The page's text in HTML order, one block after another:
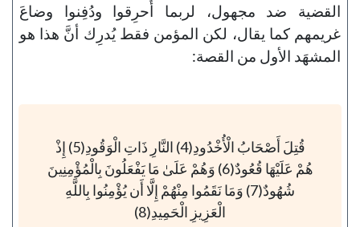
القضية ضد مجهول، لربما أُحرِقوا ودُفِنوا وضاعَ
غريمهم كما يقال، لكن المؤمن فقط يُدرِك أنَّ هذا هو
المشهَد الأول من القصة:
قُتِلَ أَصْحَابُ الْأُخْدُودِ(4) النَّارِ ذَاتِ الْوَقُودِ(5) إِذْ
هُمْ عَلَيْهَا قُعُودٌ(6) وَهُمْ عَلَىٰ مَا يَفْعَلُونَ بِالْمُؤْمِنِينَ
شُهُودٌ(7) وَمَا نَقَمُوا مِنْهُمْ إِلَّا أَن يُؤْمِنُوا بِاللَّهِ
الْعَزِيزِ الْحَمِيدِ(8)